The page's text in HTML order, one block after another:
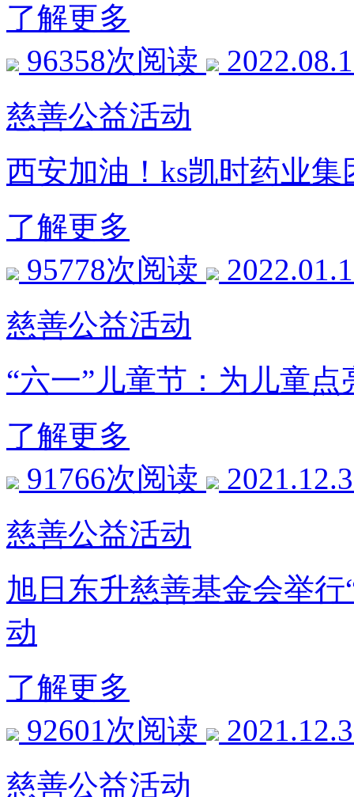
了解更多
96358次阅读
慈善公益活动
西安加油！ks凯时药业
了解更多
95778次阅读
慈善公益活动
“六一”儿童节：为儿童
了解更多
91766次阅读
慈善公益活动
旭日东升慈善基金会举
动
了解更多
92601次阅读
慈善公益活动